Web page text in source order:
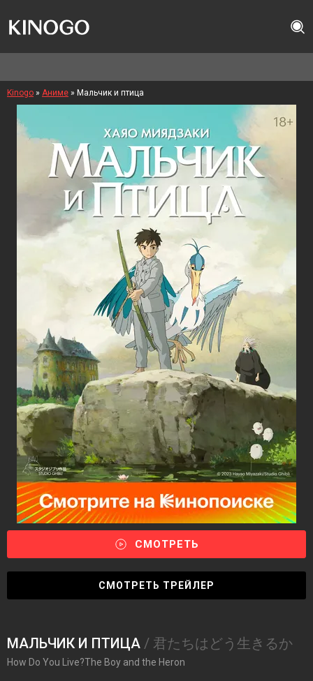
Kinogo » Аниме » Мальчик и птица
СМОТРЕТЬ
СМОТРЕТЬ ТРЕЙЛЕР
МАЛЬЧИК И ПТИЦА / 君たちはどう生きるか
How Do You Live?The Boy and the Heron